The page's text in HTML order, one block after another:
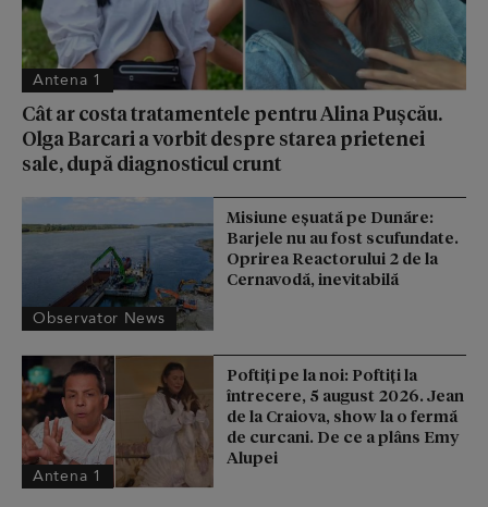
Antena 1
Cât ar costa tratamentele pentru Alina Pușcău.
Olga Barcari a vorbit despre starea prietenei
sale, după diagnosticul crunt
Observator News
Misiune eșuată pe Dunăre:
Barjele nu au fost scufundate.
Oprirea Reactorului 2 de la
Cernavodă, inevitabilă
Antena 1
Poftiți pe la noi: Poftiți la
întrecere, 5 august 2026. Jean
de la Craiova, show la o fermă
de curcani. De ce a plâns Emy
Alupei